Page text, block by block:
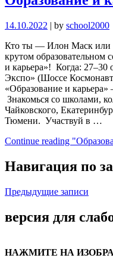
14.10.2022 | by school2000
Кто ты — Илон Маск или
крутом
и карьера»! Когда:
Экспо» (Шоссе
«Образование и
Знакомься со школами,
Чайковского,
Тюмени. Участвуй в …
Continue reading
Навигация по
Предыдущие записи
версия для
НАЖМИТЕ НА